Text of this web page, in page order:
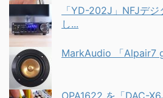
「YD-202J」NFJデ
し...
MarkAudio 「Alpair7
OPA1622 を「DAC-